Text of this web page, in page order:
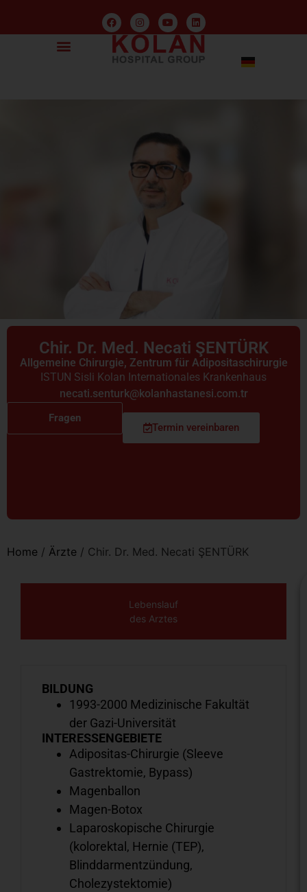
Chir. Dr. Med. Necati ŞENTÜRK
Allgemeine Chirurgie, Zentrum für Adipositaschirurgie
ISTUN Sisli Kolan Internationales Krankenhaus
necati.senturk@kolanhastanesi.com.tr
Fragen
Termin vereinbaren
Home / Ärzte / Chir. Dr. Med. Necati ŞENTÜRK
Lebenslauf
des Arztes
BILDUNG
1993-2000 Medizinische Fakultät
der Gazi-Universität
INTERESSENGEBIETE
Adipositas-Chirurgie (Sleeve
Gastrektomie, Bypass)
Magenballon
Magen-Botox
Laparoskopische Chirurgie
(kolorektal, Hernie (TEP),
Blinddarmentzündung,
Cholezystektomie)